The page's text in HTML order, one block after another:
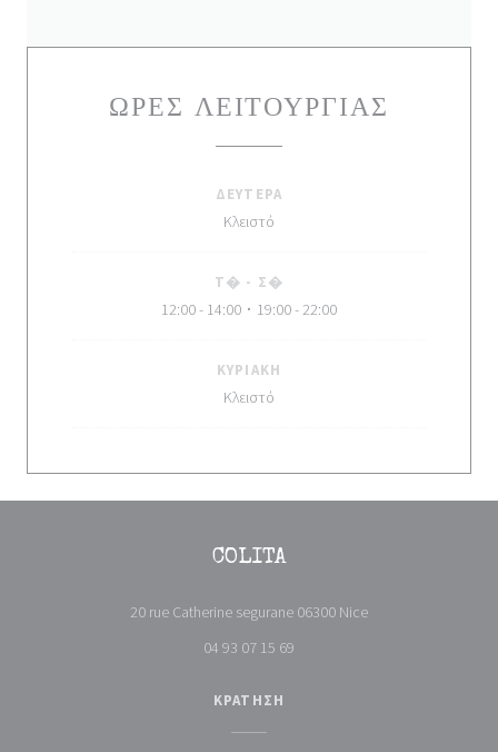
ΏΡΕΣ ΛΕΙΤΟΥΡΓΊΑΣ
ΔΕΥΤΈΡΑ
Κλειστό
Τ� - Σ�
12:00 - 14:00 • 19:00 - 22:00
ΚΥΡΙΑΚΉ
Κλειστό
COLITA
20 rue Catherine segurane 06300 Nice((ανοίγει σε νέο
04 93 07 15 69
ΚΡΆΤΗΣΗ